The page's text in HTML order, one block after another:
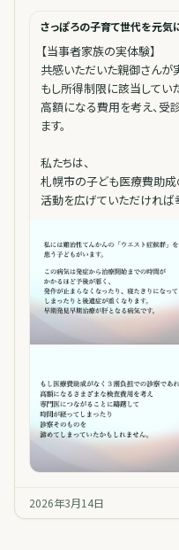
さっぽろの子育て世代を元気
【当事者家族の実体験】
共感いただいた親御さんが
もし所得制限に該当してい
高額になる費用を考え、受
ます。
私たちは、
札幌市の子ども医療費助成
活動を広げていただければ
2026年3月14日